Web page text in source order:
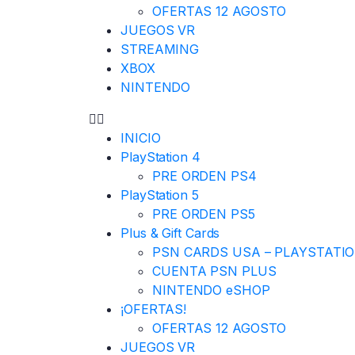
OFERTAS 12 AGOSTO
JUEGOS VR
STREAMING
XBOX
NINTENDO
INICIO
PlayStation 4
PRE ORDEN PS4
PlayStation 5
PRE ORDEN PS5
Plus & Gift Cards
PSN CARDS USA –
CUENTA PSN PLUS
NINTENDO eSHOP
¡OFERTAS!
OFERTAS 12 AGOSTO
JUEGOS VR